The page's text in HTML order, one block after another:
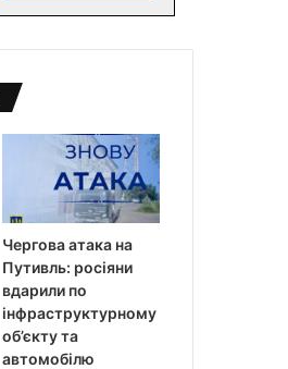
Чергова атака на
Путивль: росіяни
вдарили по
інфраструктурному
об’єкту та
автомобілю